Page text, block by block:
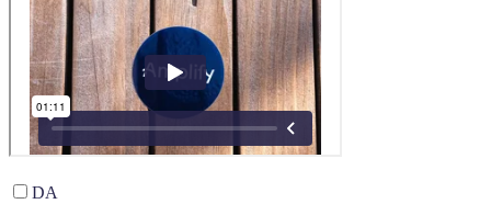
DA